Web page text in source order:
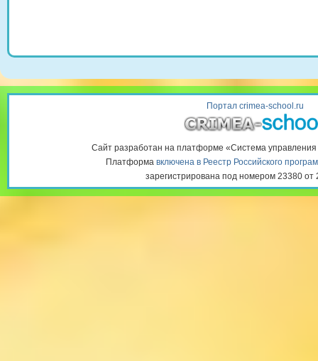
Портал crimea-school.ru
Сайт разработан на платформе «Система
Платформа включена в Реестр Российского
зарегистрирована под номером 23380 от